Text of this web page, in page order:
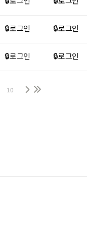
🔒 로그인 🔒 로그인
🔒 로그인 🔒 로그인
10